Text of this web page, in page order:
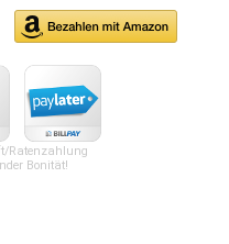
Ratenzahlung
Bonität!